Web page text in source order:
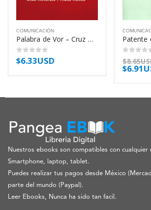
COMUNICACIÓN
Palabra de Vor – Cruz Morcillo
0out of 5
$6.33USD 0out of 5
$
$
Nuestros ebooks son compatibles con cualquier
Smartphone, laptop, tablet.
Puedes realizar tus pagos desde México
parte del mundo (Paypal).
Leer Ebooks, Nunca ha sido tan facil.